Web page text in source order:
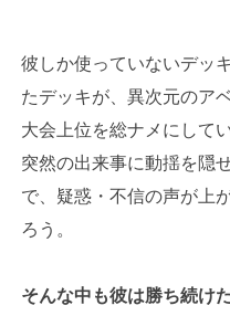
彼しか使っていないデッ
たデッキが、異次元のア
大会上位を総ナメにしてい
突然の出来事に動揺を隠
で、疑惑・不信の声が上
ろう。
そんな中も彼は勝ち続け